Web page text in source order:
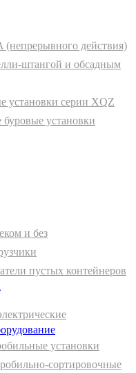
(непрерывного действия)
штангой и обсадным
установки серии XQZ
установки
и без
пустых контейнеров
установки
сортировочные